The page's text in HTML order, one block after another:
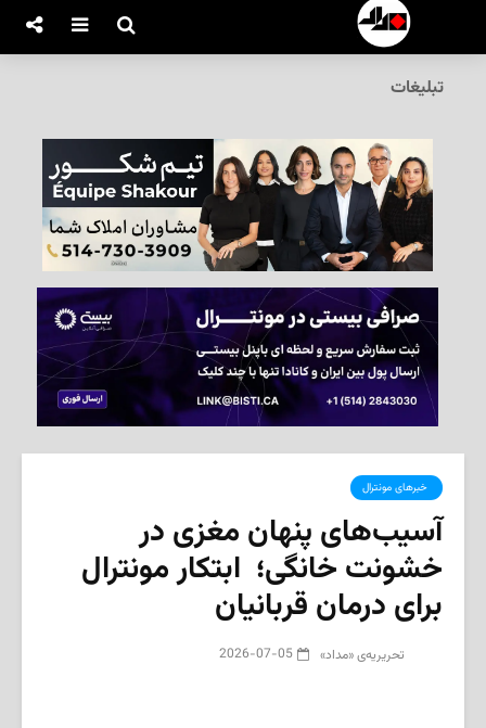
تبلیغات
‌ خبرهای مونترال
آسیب‌های پنهان مغزی در
خشونت خانگی؛ ابتکار مونترال
برای درمان قربانیان
تحریریه‌ی «مداد» 2026-07-05